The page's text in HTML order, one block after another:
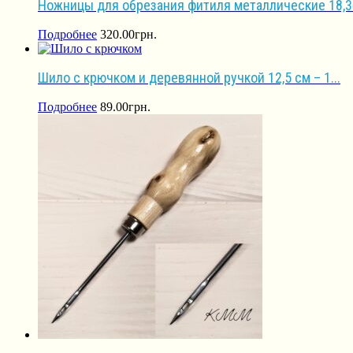
Ножницы для обрезания фитиля металлические
Подробнее 320.00грн.
Шило с крючком и деревянной ручкой 12,5 см – 1...
Подробнее 89.00грн.